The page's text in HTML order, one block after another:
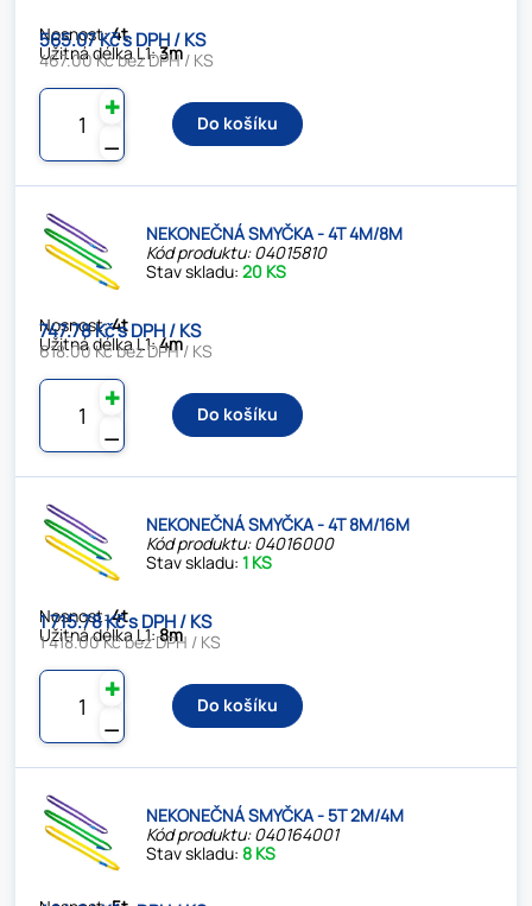
Nosnost:4t
Užitná délka L1:3m
565.07 Kč s DPH / KS
467.00 Kč bez DPH / KS
⚊
✚
Do košíku
NEKONEČNÁ SMYČKA - 4T 4M/8M
Kód produktu: 04015810
Stav skladu:20 KS
Nosnost:4t
Užitná délka L1:4m
747.78 Kč s DPH / KS
618.00 Kč bez DPH / KS
⚊
✚
Do košíku
NEKONEČNÁ SMYČKA - 4T 8M/16M
Kód produktu: 04016000
Stav skladu:1 KS
Nosnost:4t
Užitná délka L1:8m
1 715.78 Kč s DPH / KS
1 418.00 Kč bez DPH / KS
⚊
✚
Do košíku
NEKONEČNÁ SMYČKA - 5T 2M/4M
Kód produktu: 040164001
Stav skladu:8 KS